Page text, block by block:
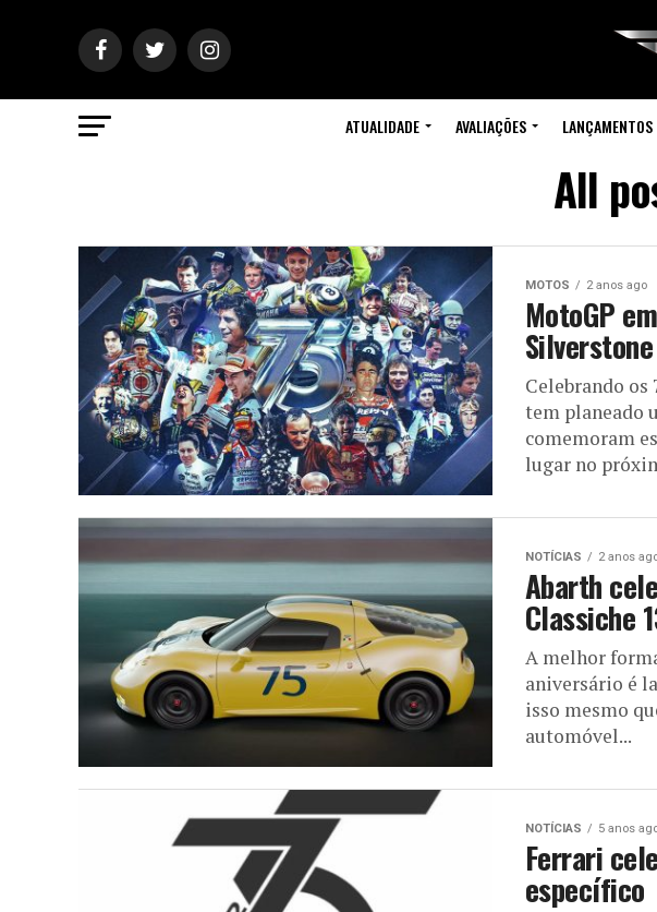
ATUALIDADE AVALIAÇÕES LANÇAMENTOS
All
MOTOS 2 anos ago
MotoGP
Silverstone
Celebrando os
tem planeado
comemoram
lugar no
NOTÍCIAS 2 anos
Abarth
Classiche
A melhor
aniversário é
isso mesmo
automóvel...
NOTÍCIAS 5 anos
Ferrari
específico